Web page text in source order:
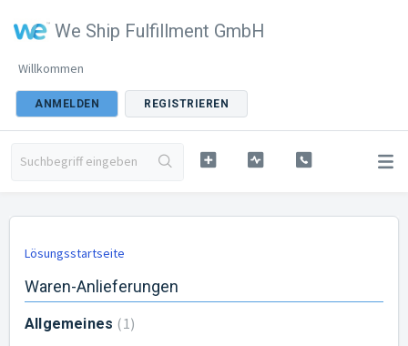
We Ship Fulfillment GmbH
Willkommen
ANMELDEN REGISTRIEREN
Lösungsstartseite
Waren-Anlieferungen
Allgemeines 1